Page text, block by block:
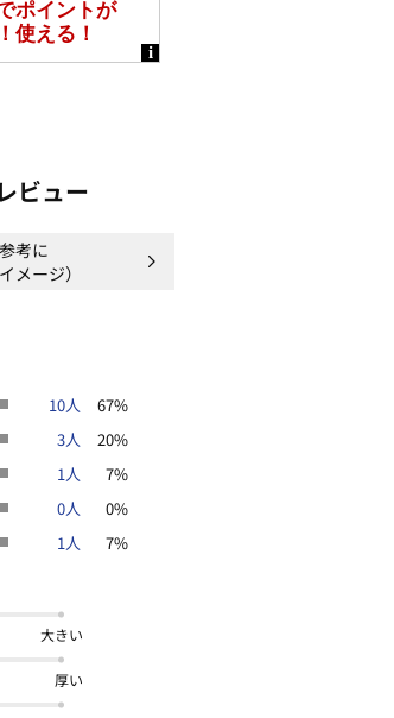
ビュー
考に
メージ）
10人
67%
3人
20%
1人
7%
0人
0%
1人
7%
大きい
厚い